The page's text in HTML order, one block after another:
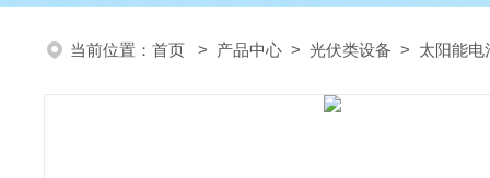
当前位置： 首页 > 产品中心 > 光伏类设备 > 太阳能电